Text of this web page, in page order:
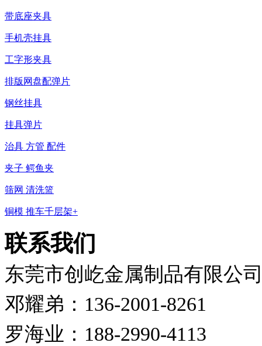
带底座夹具
手机壳挂具
工字形夹具
排版网盘配弹片
钢丝挂具
挂具弹片
治具 方管 配件
夹子 鳄鱼夹
筛网 清洗篮
铜模 推车千层架+
联系我们
东莞市创屹金属制品有限公
邓耀弟：136-2001-8261
罗海业：188-2990-4113